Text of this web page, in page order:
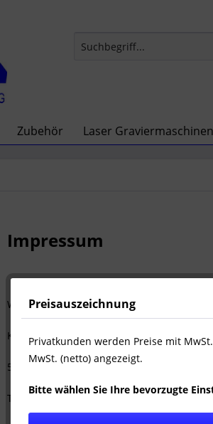
Zubehör Laser Graviermaschinen
Impressum
W.P.I. Walter Peter Industrieautomation
Kolumbusstraße 39
53881 Euskirchen, Germany
Tel: +49-2251-74823
Preisauszeichnung
Privatkunden werden Preise mit
MwSt. (netto) angezeigt.
Bitte wählen Sie Ihre bevorzugte